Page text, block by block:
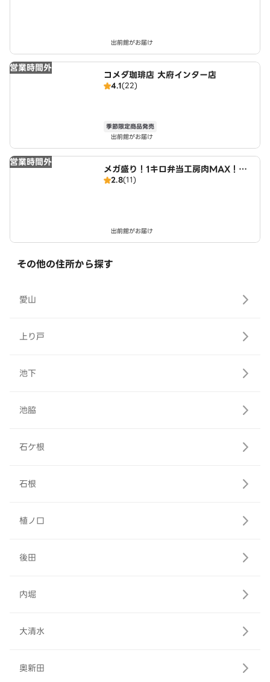
出前館がお届け
営業時間外
コメダ珈琲店 大府インター店
4.1(22)
季節限定商品発売
出前館がお届け
営業時間外
メガ盛り！1キロ弁当工房肉MAX！大
盛りからあげお弁当 名和町店
2.8(11)
出前館がお届け
その他の住所から探す
愛山
上り戸
池下
池脇
石ケ根
石根
植ノ口
後田
内堀
大清水
奥新田